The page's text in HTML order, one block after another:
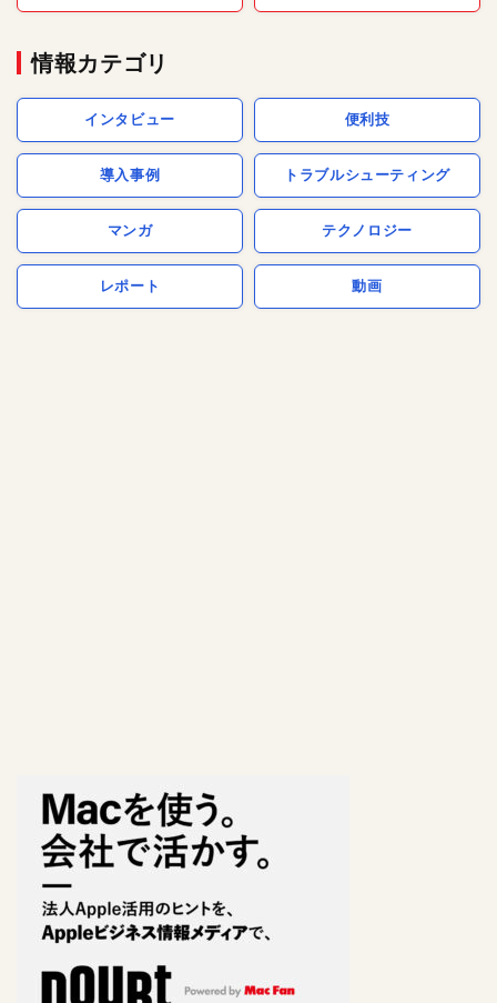
情報カテゴリ
インタビュー 便利技
導入事例 トラブルシューティング
マンガ テクノロジー
レポート 動画